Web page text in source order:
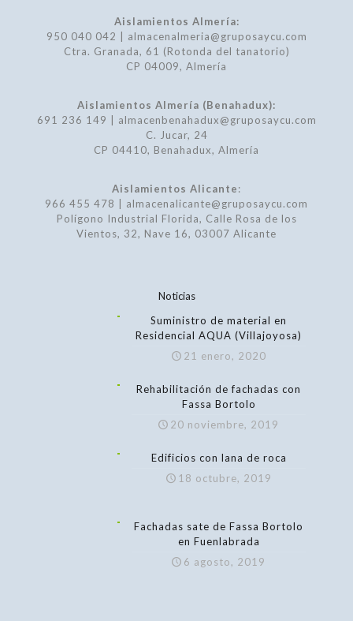
Aislamientos Almería:
950 040 042 | almacenalmeria@gruposaycu.com
Ctra. Granada, 61 (Rotonda del tanatorio)
CP 04009, Almería
Aislamientos Almería (Benahadux):
691 236 149 | almacenbenahadux@gruposaycu.com
C. Jucar, 24
CP 04410, Benahadux, Almería
Aislamientos Alicante:
966 455 478 | almacenalicante@gruposaycu.com
Polígono Industrial Florida, Calle Rosa de los
Vientos, 32, Nave 16, 03007 Alicante
Noticias
Suministro de material en
Residencial AQUA (Villajoyosa)
21 enero, 2020
Rehabilitación de fachadas con
Fassa Bortolo
20 noviembre, 2019
Edificios con lana de roca
18 octubre, 2019
Fachadas sate de Fassa Bortolo
en Fuenlabrada
6 agosto, 2019